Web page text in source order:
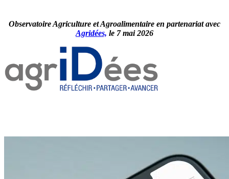
Observatoire Agriculture et Agroalimentaire en partenariat avec
Agridées, le 7 mai 2026